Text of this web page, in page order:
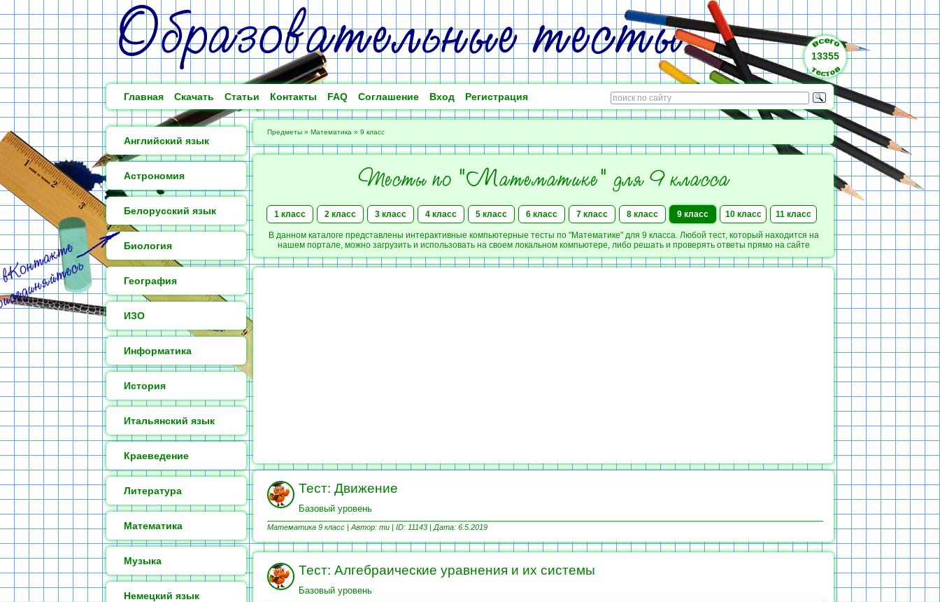
13355
Главная Скачать Статьи Контакты FAQ Соглашение Вход Регистрация
Английский язык
Астрономия
Белорусский язык
Биология
География
ИЗО
Информатика
История
Итальянский язык
Краеведение
Литература
Математика
Музыка
Немецкий язык
Предметы » Математика » 9 класс
Тесты по "Математике" для 9 класса
1 класс 2 класс 3 класс 4 класс 5 класс 6 класс 7 класс 8 класс 9 класс 10 класс 11 класс
В данном каталоге представлены интерактивные компьютерные тесты по "Математике" для 9 класса. Любой тест, который находится на
нашем портале, можно загрузить и использовать на своем локальном компьютере, либо решать и проверять ответы прямо на сайте
Тест: Движение
Базовый уровень
Математика 9 класс | Автор: ти | ID: 11143 | Дата: 6.5.2019
Тест: Алгебраические уравнения и их системы
Базовый уровень